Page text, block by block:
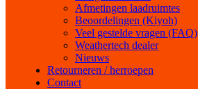
Afmetingen laadruimtes
Beoordelingen (Kiyoh)
Veel gestelde vragen (FAQ)
Weathertech dealer
Nieuws
Retourneren / herroepen
Contact